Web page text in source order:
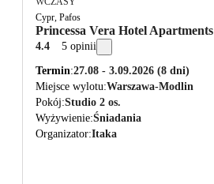
Cypr, Pafos
Princessa Vera Hotel Apartments
4.4 5 opinii
Termin 27.08 - 3.09.2026 (8 dni)
Miejsce wylotu Warszawa-Modlin
Pokój Studio 2 os.
Wyżywienie Śniadania
Organizator Itaka